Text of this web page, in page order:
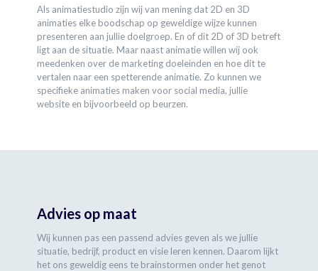
Als animatiestudio zijn wij van mening dat 2D en 3D
animaties elke boodschap op geweldige wijze kunnen
presenteren aan jullie doelgroep. En of dit 2D of 3D betreft
ligt aan de situatie. Maar naast animatie willen wij ook
meedenken over de marketing doeleinden en hoe dit te
vertalen naar een spetterende animatie. Zo kunnen we
specifieke animaties maken voor social media, jullie
website en bijvoorbeeld op beurzen.
Advies op maat
Wij kunnen pas een passend advies geven als we jullie
situatie, bedrijf, product en visie leren kennen. Daarom lijkt
het ons geweldig eens te brainstormen onder het genot